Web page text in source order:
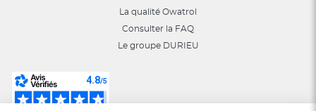
La qualité Owatrol
Consulter la FAQ
Le groupe DURIEU